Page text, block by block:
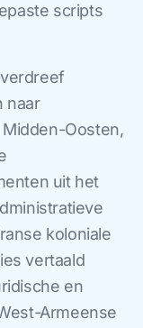
scripts
naar
Oosten,
uit het
koloniale
vertaald
en
Armeense